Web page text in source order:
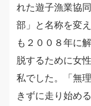
れた遊子漁業協
部」と名称を変
も２００８年に
脱するために女
私でした。「無
きずに走り始め